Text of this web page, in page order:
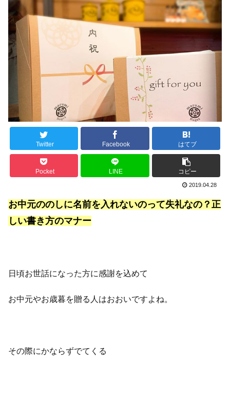
Twitter Facebook はてブ
Pocket LINE コピー
2019.04.28
お中元ののしに名前を入れないのって失礼なの？正
しい書き方のマナー
日頃お世話になった方に感謝を込めて
お中元やお歳暮を贈る人はおおいですよね。
その際にかならずでてくる